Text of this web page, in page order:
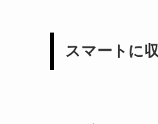
スマートに